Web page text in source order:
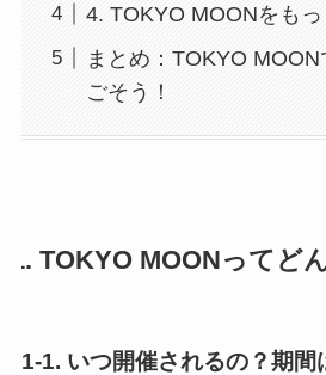
4. TOKYO MOONをもっ
まとめ：TOKYO
ごそう！
1. TOKYO MOONってど
1-1. いつ開催されるの？期間